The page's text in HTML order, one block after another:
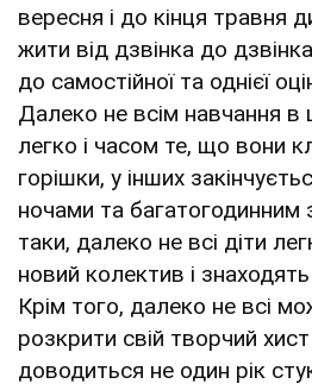
вересня і до кінця травня
жити від дзвінка до
до самостійної та однієї
Далеко не всім навчання в
легко і часом те, що вони
горішки, у інших
ночами та багатогодинним
таки, далеко не всі діти
новий колектив і
Крім того, далеко не всі
розкрити свій творчий
доводиться не один рік